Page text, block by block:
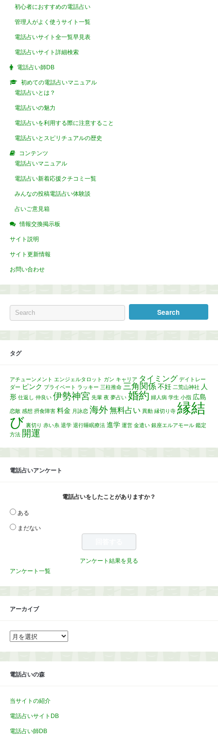
初心者におすすめの電話占い
管理人がよく使うサイト一覧
電話占いサイト全一覧早見表
電話占いサイト詳細検索
電話占い師DB
初めての電話占いマニュアル
電話占いとは？
電話占いの魅力
電話占いを利用する際に注意すること
電話占いとスピリチュアルの歴史
コンテンツ
電話占いマニュアル
電話占い新着応援クチコミ一覧
みんなの投稿電話占い体験談
占いご意見箱
情報交換掲示板
サイト説明
サイト更新情報
お問い合わせ
タグ
アチューンメント エンジェルタロット ガン キャリア タイミング デイトレー
ダー ピンク プライベート ラッキー 三柱推命 三角関係 不妊 二荒山神社 人
形 仕返し 仲良い 伊勢神宮 先輩 夜 夢占い 婚約 婦人病 学生 小指 広島
恋敵 感想 摂食障害 料金 月詠恋 海外無料占い 異動 縁切り寺 縁結
び 裏切り 赤い糸 退学 退行睡眠療法 進学 運営 金遣い 銀座エルアモール 鑑定
方法 開運
電話占いアンケート
電話占いをしたことがありますか？
ある
まだない
アンケート結果を見る
アンケート一覧
アーカイブ
ア
ー
イ
電話占いの森
当サイトの紹介
電話占いサイトDB
電話占い師DB